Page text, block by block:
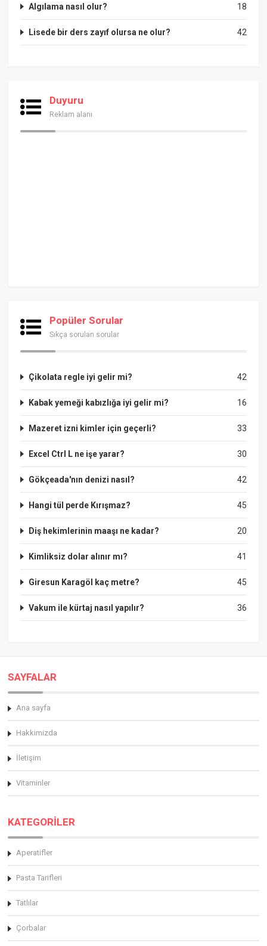
18
Algılama nasıl olur?
42
Lisede bir ders zayıf olursa ne olur?
Duyuru
Reklam alanı
Popüler Sorular
Sıkça sorulan sorular
42
Çikolata regle iyi gelir mi?
16
Kabak yemeği kabızlığa iyi gelir mi?
33
Mazeret izni kimler için geçerli?
30
Excel Ctrl L ne işe yarar?
42
Gökçeada'nın denizi nasıl?
45
Hangi tül perde Kırışmaz?
20
Diş hekimlerinin maaşı ne kadar?
41
Kimliksiz dolar alınır mı?
45
Giresun Karagöl kaç metre?
36
Vakum ile kürtaj nasıl yapılır?
SAYFALAR
Ana sayfa
Hakkimizda
İletişim
Vitaminler
KATEGORİLER
Aperatifler
Pasta Tarifleri
Tatlılar
Çorbalar